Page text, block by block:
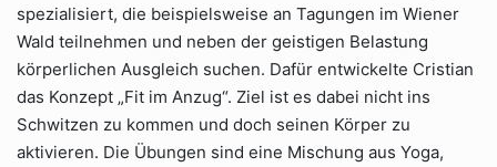
spezialisiert, die beispielsweise an Tagungen im Wiener
Wald teilnehmen und neben der geistigen Belastung
körperlichen Ausgleich suchen. Dafür entwickelte Cristian
das Konzept „Fit im Anzug“. Ziel ist es dabei nicht ins
Schwitzen zu kommen und doch seinen Körper zu
aktivieren. Die Übungen sind eine Mischung aus Yoga,